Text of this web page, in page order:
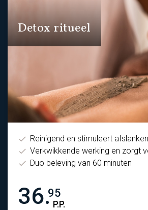
Detox ritueel
Reinigend en stimuleert afslanken
Verkwikkende werking en zorgt
Duo beleving van 60 minuten
36.95
P.P.